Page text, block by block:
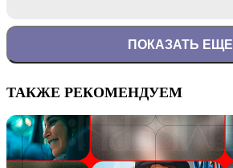
ПОКАЗАТЬ ЕЩЕ
ТАКЖЕ РЕКОМЕНДУЕМ